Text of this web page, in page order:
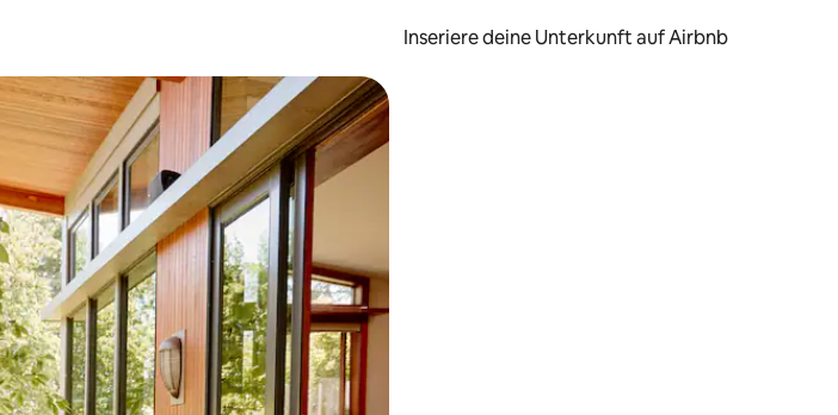
Inseriere deine Unterkunft auf Airbnb